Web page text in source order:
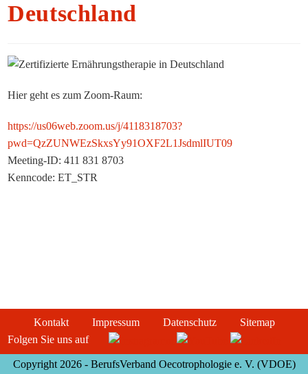
Deutschland
Hier geht es zum Zoom-Raum:
https://us06web.zoom.us/j/4118318703?
pwd=QzZUNWEzSkxsYy91OXF2L1JsdmlIUT09
Meeting-ID: 411 831 8703
Kenncode: ET_STR
Kontakt Impressum Datenschutz
Sitemap
Folgen Sie uns auf
Copyright 2026 - BerufsVerband Oecotrophologie e. V. (VDOE)